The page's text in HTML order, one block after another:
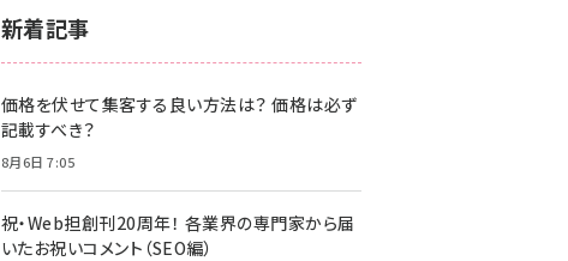
z世代 (1620)
meo (1274)
新着記事
価格を伏せて集客する良い方法は？ 価格は必ず
記載すべき？
8月6日 7:05
祝・Web担創刊20周年！ 各業界の専門家から届
いたお祝いコメント（SEO編）